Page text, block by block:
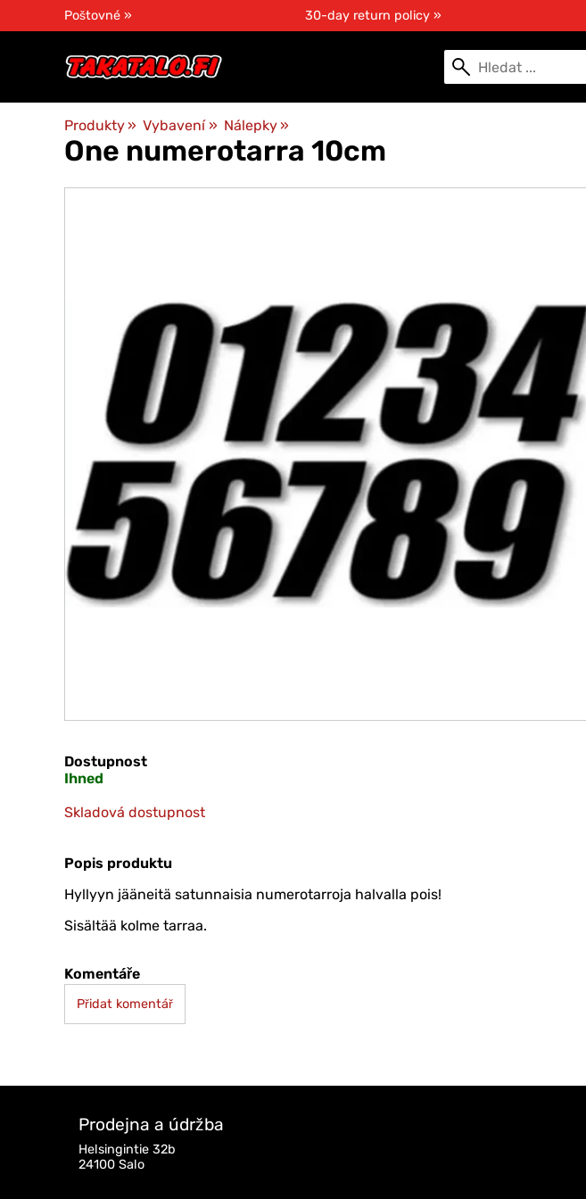
Poštovné » 30-day return policy »
Produkty ‪» Vybavení ‪» Nálepky ‪»
One numerotarra 10cm
Dostupnost
Ihned
Skladová dostupnost
Popis produktu
Hyllyyn jääneitä satunnaisia numerotarroja halvalla pois!
Sisältää kolme tarraa.
Komentáře
Přidat komentář
Prodejna a údržba
Helsingintie 32b
24100 Salo